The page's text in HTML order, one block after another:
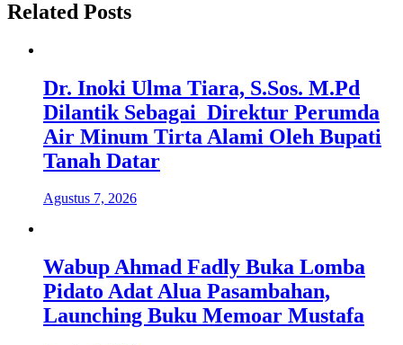
Related Posts
Dr. Inoki Ulma Tiara, S.Sos. M.Pd
Dilantik Sebagai Direktur Perumda
Air Minum Tirta Alami Oleh Bupati
Tanah Datar
Agustus 7, 2026
Wabup Ahmad Fadly Buka Lomba
Pidato Adat Alua Pasambahan,
Launching Buku Memoar Mustafa